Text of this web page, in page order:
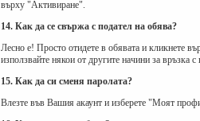
върху "Активиране".
14. Как да се свържа с подател на обява?
Лесно е! Просто отидете в обявата и кликнете
използвайте някои от другите начини за връзка
15. Как да си сменя паролата?
Влезте във Вашия акаунт и изберете "Моят